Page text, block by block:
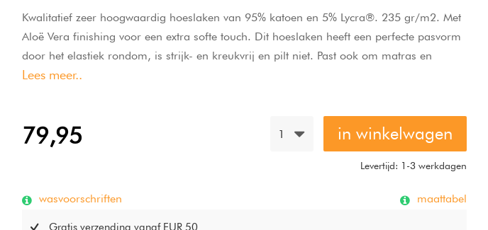
Kwalitatief zeer hoogwaardig hoeslaken van 95% katoen en 5% Lycra®. 235 gr/m2. Met
Aloë Vera finishing voor een extra softe touch. Dit hoeslaken heeft een perfecte pasvorm
door het elastiek rondom, is strijk- en kreukvrij en pilt niet. Past ook om matras en
topper samen, tot een hoekhoogte van 30 cm.
Lees meer..
79,95 1 in winkelwagen
Levertijd: 1-3 werkdagen
wasvoorschriften maattabel
Gratis verzending vanaf EUR 50